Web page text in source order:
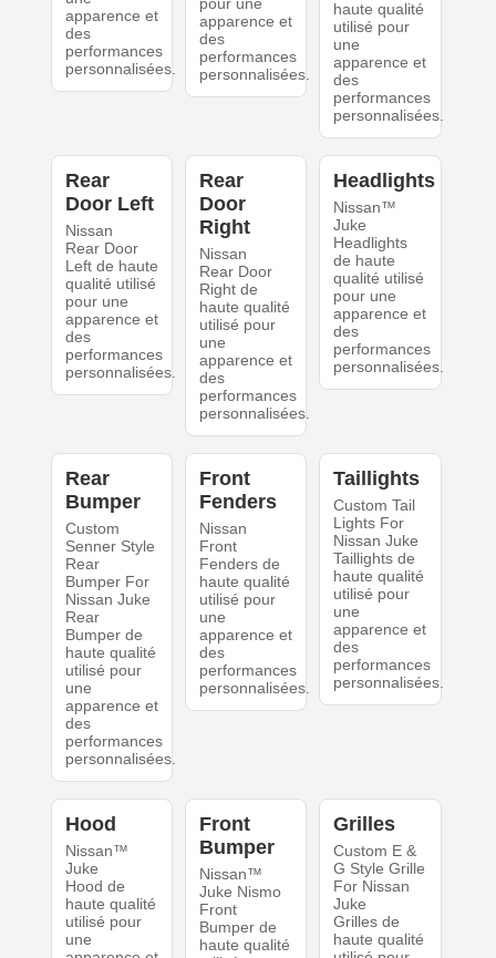
apparence et
des
performances
personnalisées.
pour une
apparence et
des
performances
personnalisées.
haute qualité
utilisé pour
une
apparence et
des
performances
personnalisées.
Rear
Door Left
Nissan
Rear Door
Left de haute
qualité utilisé
pour une
apparence et
des
performances
personnalisées.
Rear
Door
Right
Nissan
Rear Door
Right de
haute qualité
utilisé pour
une
apparence et
des
performances
personnalisées.
Headlights
Nissan™
Juke
Headlights
de haute
qualité utilisé
pour une
apparence et
des
performances
personnalisées.
Rear
Bumper
Custom
Senner Style
Rear
Bumper For
Nissan Juke
Rear
Bumper de
haute qualité
utilisé pour
une
apparence et
des
performances
personnalisées.
Front
Fenders
Nissan
Front
Fenders de
haute qualité
utilisé pour
une
apparence et
des
performances
personnalisées.
Taillights
Custom Tail
Lights For
Nissan Juke
Taillights de
haute qualité
utilisé pour
une
apparence et
des
performances
personnalisées.
Hood
Nissan™
Juke
Hood de
haute qualité
utilisé pour
une
Front
Bumper
Nissan™
Juke Nismo
Front
Bumper de
haute qualité
Grilles
Custom E &
G Style Grille
For Nissan
Juke
Grilles de
haute qualité